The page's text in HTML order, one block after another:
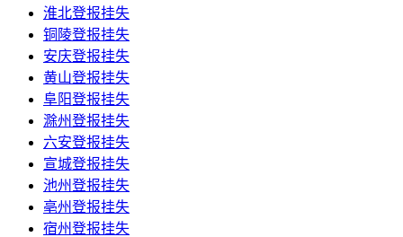
淮北登报挂失
铜陵登报挂失
安庆登报挂失
黄山登报挂失
阜阳登报挂失
滁州登报挂失
六安登报挂失
宣城登报挂失
池州登报挂失
亳州登报挂失
宿州登报挂失